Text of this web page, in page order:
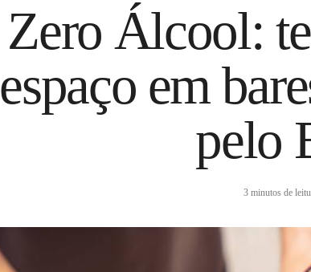
Zero Álcool:
espaço em
pelo
3 minutos de